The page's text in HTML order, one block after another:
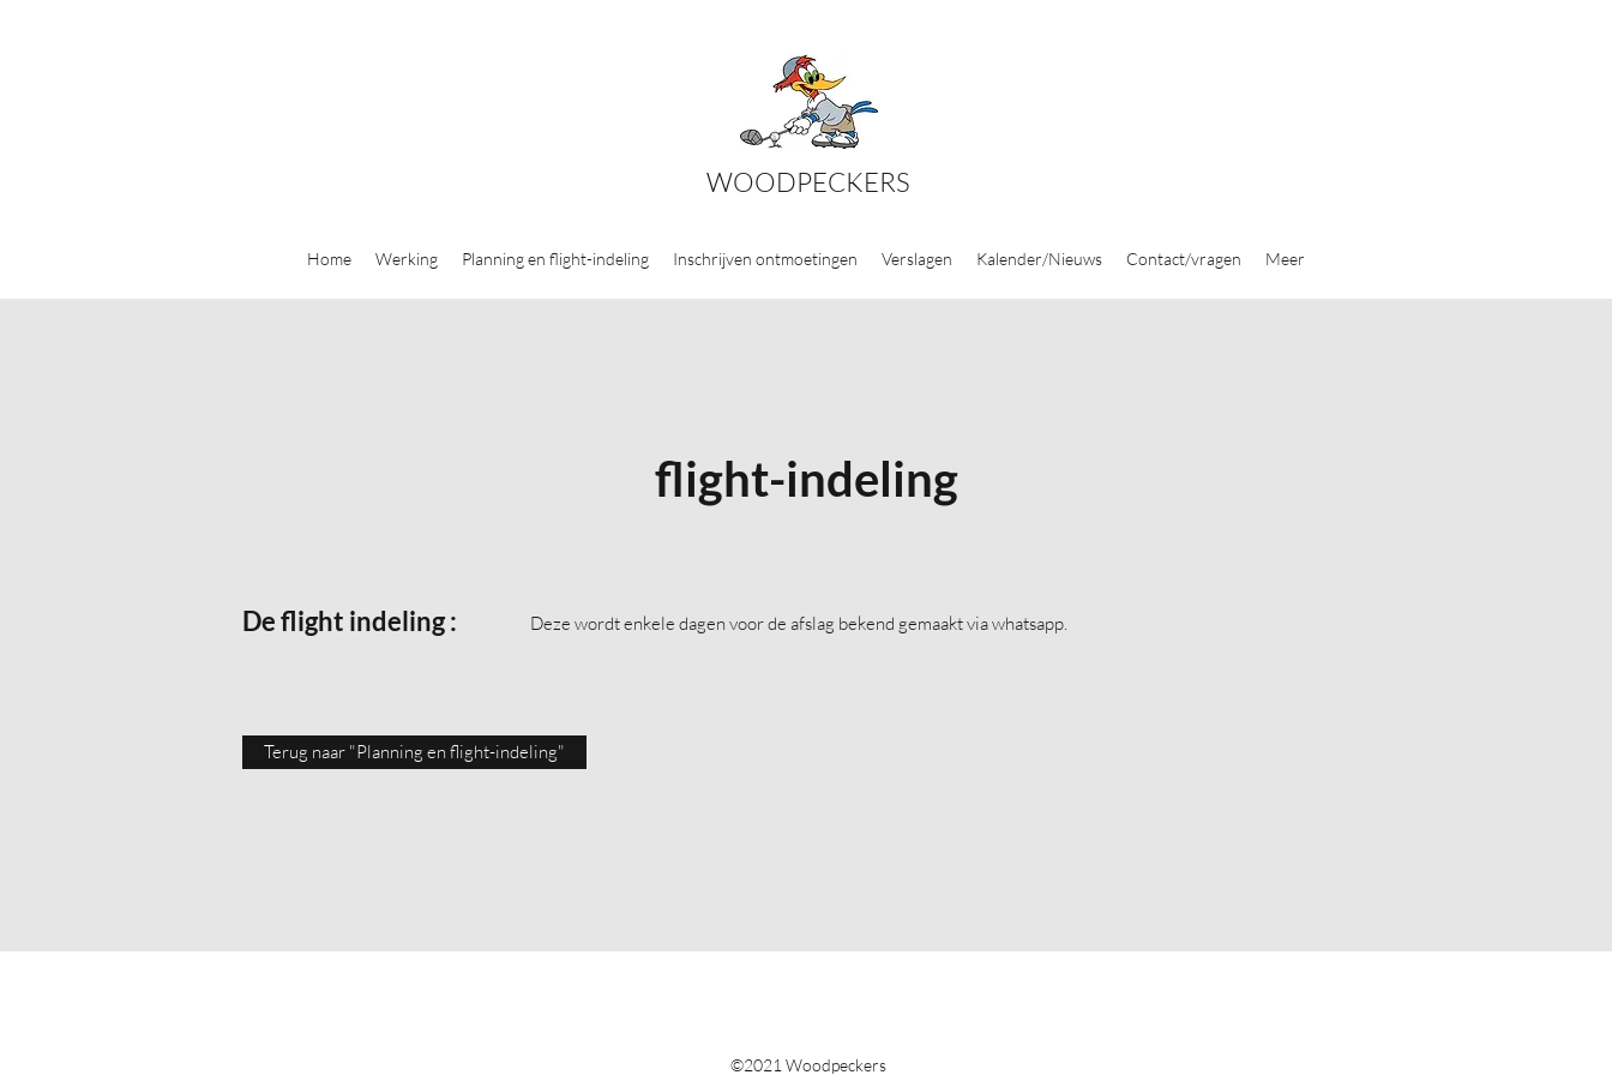
WOODPECKERS
Home Werking Planning en flight-indeling Inschrijven ontmoetingen Verslagen Kalender/Nieuws Contact/vragen Meer
flight-indeling
De flight indeling : Deze wordt enkele dagen voor de afslag bekend gemaakt via whatsapp.
Terug naar "Planning en flight-indeling"
©2021 Woodpeckers